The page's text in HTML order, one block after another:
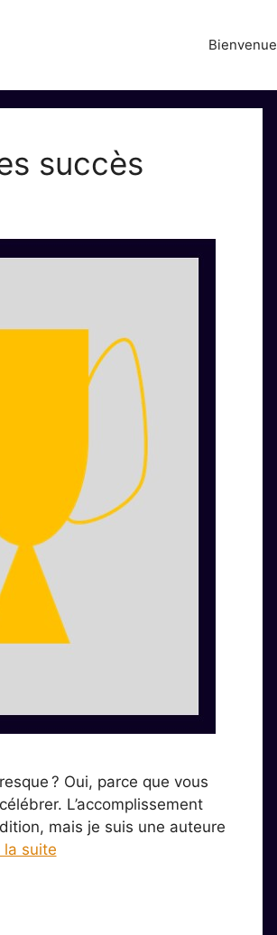
Bienvenue
succès
? Oui, parce que vous
L’accomplissement
mais je suis une auteure
la suite